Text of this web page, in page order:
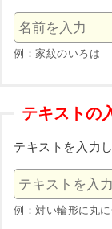
例：家紋のいろは
テキストの
テキストを入力
例：対い輪形に丸に